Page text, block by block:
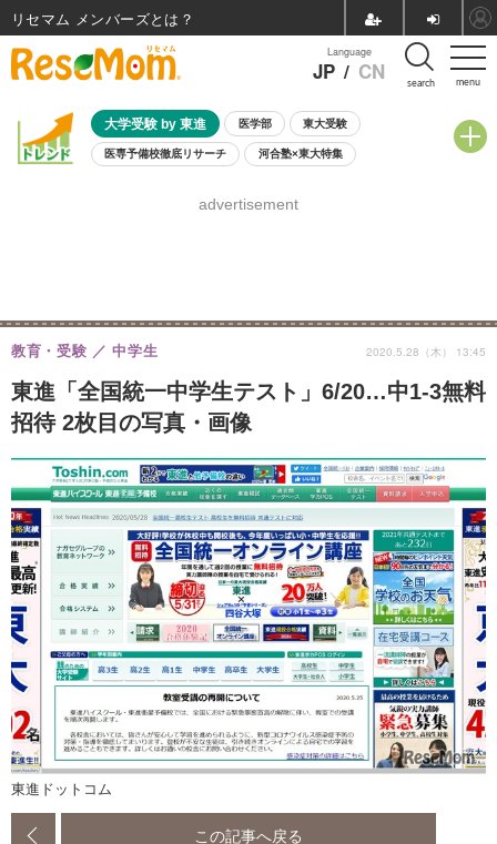
menu
Language
JP / CN search
大学受験 by 東進 医学部 東大受験
医専予備校徹底リサーチ 河合塾×東大特集
8月開催学校説明会・相談会
advertisement
東進「全国統一中学生テスト」6/20…中1-3無料
招待 2枚目の写真・画像
教育・受験 中学生 2020.5.28（木） 13:45
東進ドットコム
この記事へ戻る
リセマム メンバーズ